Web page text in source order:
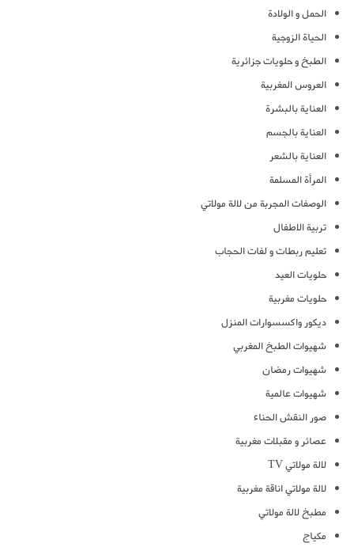
الحمل و الولادة
الحياة الزوجية
الطبخ و حلويات جزائرية
العروس المغربية
العناية بالبشرة
العناية بالجسم
العناية بالشعر
المرأة المسلمة
الوصفات المجربة من لالة مولاتي
تربية الاطفال
تعليم ربطات و لفات الحجاب
حلويات العيد
حلويات مغربية
ديكور واكسسوارات المنزل
شهيوات الطبخ المغربي
شهيوات رمضان
شهيوات عالمية
صور النقش الحناء
عصائر و مقبلات مغربية
لالة مولاتي TV
لالة مولاتي اناقة مغربية
مطبخ لالة مولاتي
مكياج